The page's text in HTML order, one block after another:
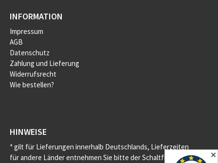
INFORMATION
Impressum
AGB
Datenschutz
Zahlung und Lieferung
Widerrufsrecht
Wie bestellen?
HINWEISE
* gilt für Lieferungen innerhalb Deutschlands, Lieferzeiten
für andere Länder entnehmen Sie bitte der Schaltfläche
✕